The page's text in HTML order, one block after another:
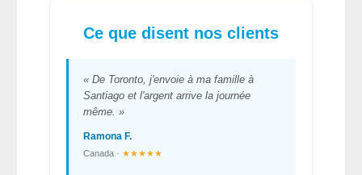
Ce que disent nos clients
« De Toronto, j'envoie à ma famille à
Santiago et l'argent arrive la journée
même. »
Ramona F.
Canada · ★★★★★